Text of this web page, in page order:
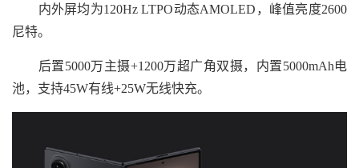
内外屏均为120Hz LTPO动态AMOLED，峰值亮度2600
尼特。
后置5000万主摄+1200万超广角双摄，内置5000mAh电
池，支持45W有线+25W无线快充。